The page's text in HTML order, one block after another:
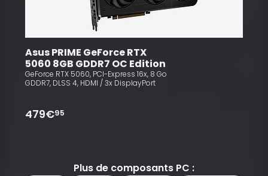
Asus PRIME GeForce RTX
5060 8GB GDDR7 OC Edition
GeForce RTX 5060, PCI-Express 16x, 8 Go
GDDR7, DLSS 4, HDMI / 3x DisplayPort
479€95
Plus de composants PC :